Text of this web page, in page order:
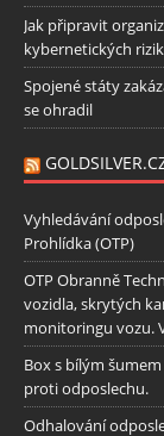
Jak připravit
kybernetických rizik
Spojené státy
se ohradil
Vyhledávání
Prohlídka (OTP)
OTP Obranně
vozidla, skrytých
monitoringu vozu.
Box s bílým
proti odposlechu.
Odhalování